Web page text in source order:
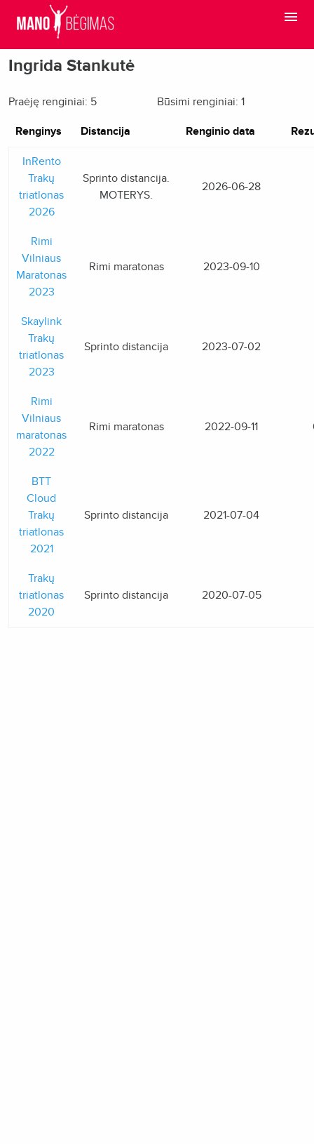
Ingrida Stankutė
Praėję renginiai: 5 Būsimi renginiai: 1
Renginys Distancija Renginio data
InRento
Trakų
triatlonas
2026
Sprinto distancija.
MOTERYS.
2026-06-28
Rimi
Vilniaus
Maratonas
2023
Rimi maratonas 2023-09-10
Skaylink
Trakų
triatlonas
2023
Sprinto distancija 2023-07-02
Rimi
Vilniaus
maratonas
2022
Rimi maratonas 2022-09-11
BTT
Cloud
Trakų
triatlonas
2021
Sprinto distancija 2021-07-04
Trakų
triatlonas
2020
Sprinto distancija 2020-07-05